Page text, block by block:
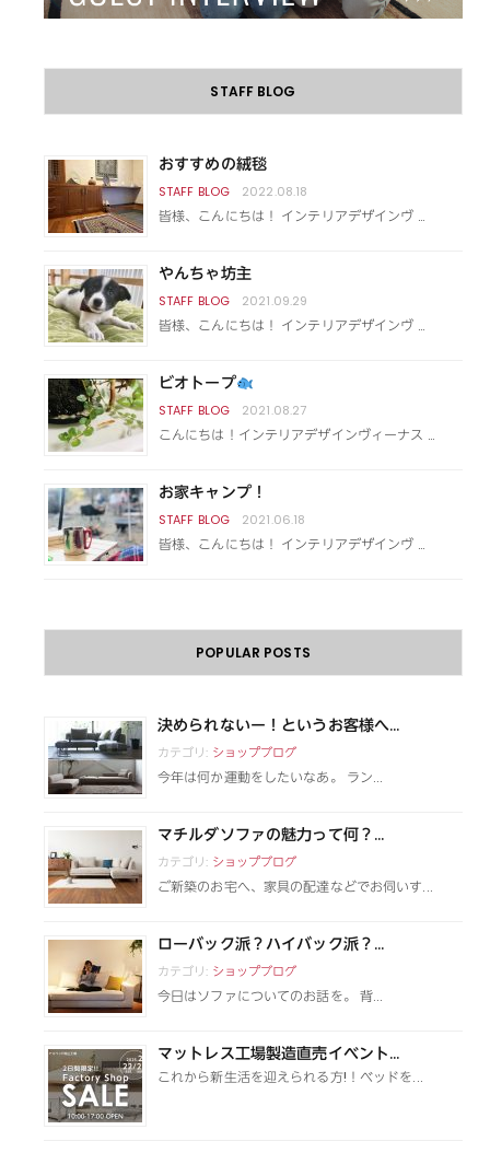
STAFF BLOG
おすすめの絨毯
2022.08.18
皆様、こんにちは！ インテリアデザインヴ …
やんちゃ坊主
2021.09.29
皆様、こんにちは！ インテリアデザインヴ …
ビオトープ
2021.08.27
こんにちは！インテリアデザインヴィーナス …
お家キャンプ！
2021.06.18
皆様、こんにちは！ インテリアデザインヴ …
POPULAR POSTS
決められないー！というお客様へ...
カテゴリ: ショップブログ
今年は何か運動をしたいなあ。 ラン...
マチルダソファの魅力って何？...
カテゴリ: ショップブログ
ご新築のお宅へ、家具の配達などでお伺いす...
ローバック派？ハイバック派？...
カテゴリ: ショップブログ
今日はソファについてのお話を。 背...
マットレス工場製造直売イベント...
これから新生活を迎えられる方!！ベッドを...